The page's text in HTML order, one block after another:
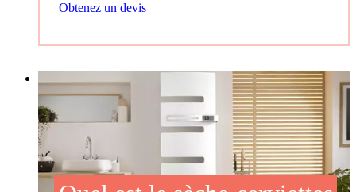
Obtenez un devis